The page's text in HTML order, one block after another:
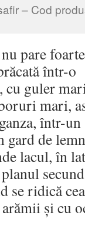
– Cod
pare
într-
guler
mari,
într-
gard de
lacul, în
se ridică
și cu